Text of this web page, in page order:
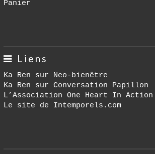
Panier
Liens
Ka Ren sur Neo-bienêtre
Ka Ren sur Conversation Papillon
L’Association One Heart In Action
Le site de Intemporels.com